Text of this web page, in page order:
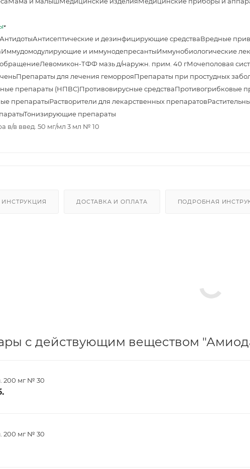
АнтидотыАнтисептические и дезинфицирующие средстваВредные
Иммудомодулирующие и иммунодепресантыИммунобиологические
Левомикон-ТФФ мазь д/наружн. прим. 40 гМочеполовая
Препараты для лечения геморрояПрепараты при простудных
препараты (НПВС)Противовирусные средстваПротивогрибковые
препаратыРастворители для лекарственных препаратов
Тонизирующие препараты
в/в введ. 50 мг/мл 3 мл № 10
ИНСТРУКЦИЯ ДОСТАВКА И ОПЛАТА ПОДРОБНАЯ
с действующим веществом
200 мг № 30
200 мг № 30